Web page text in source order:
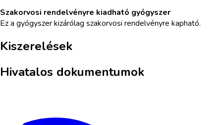
Szakorvosi rendelvényre kiadható gyógyszer
Ez a gyógyszer kizárólag szakorvosi rendelvényre kapható.
Kiszerelések
Hivatalos dokumentumok